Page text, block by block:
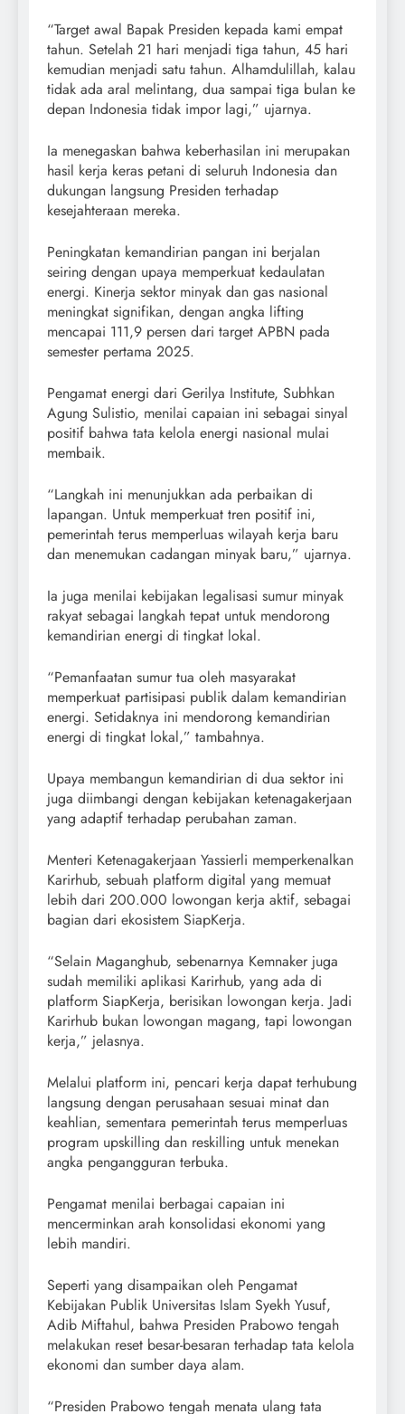
“Target awal Bapak Presiden kepada kami empat
tahun. Setelah 21 hari menjadi tiga tahun, 45 hari
kemudian menjadi satu tahun. Alhamdulillah, kalau
tidak ada aral melintang, dua sampai tiga bulan ke
depan Indonesia tidak impor lagi,” ujarnya.
Ia menegaskan bahwa keberhasilan ini merupakan
hasil kerja keras petani di seluruh Indonesia dan
dukungan langsung Presiden terhadap
kesejahteraan mereka.
Peningkatan kemandirian pangan ini berjalan
seiring dengan upaya memperkuat kedaulatan
energi. Kinerja sektor minyak dan gas nasional
meningkat signifikan, dengan angka lifting
mencapai 111,9 persen dari target APBN pada
semester pertama 2025.
Pengamat energi dari Gerilya Institute, Subhkan
Agung Sulistio, menilai capaian ini sebagai sinyal
positif bahwa tata kelola energi nasional mulai
membaik.
“Langkah ini menunjukkan ada perbaikan di
lapangan. Untuk memperkuat tren positif ini,
pemerintah terus memperluas wilayah kerja baru
dan menemukan cadangan minyak baru,” ujarnya.
Ia juga menilai kebijakan legalisasi sumur minyak
rakyat sebagai langkah tepat untuk mendorong
kemandirian energi di tingkat lokal.
“Pemanfaatan sumur tua oleh masyarakat
memperkuat partisipasi publik dalam kemandirian
energi. Setidaknya ini mendorong kemandirian
energi di tingkat lokal,” tambahnya.
Upaya membangun kemandirian di dua sektor ini
juga diimbangi dengan kebijakan ketenagakerjaan
yang adaptif terhadap perubahan zaman.
Menteri Ketenagakerjaan Yassierli memperkenalkan
Karirhub, sebuah platform digital yang memuat
lebih dari 200.000 lowongan kerja aktif, sebagai
bagian dari ekosistem SiapKerja.
“Selain Maganghub, sebenarnya Kemnaker juga
sudah memiliki aplikasi Karirhub, yang ada di
platform SiapKerja, berisikan lowongan kerja. Jadi
Karirhub bukan lowongan magang, tapi lowongan
kerja,” jelasnya.
Melalui platform ini, pencari kerja dapat terhubung
langsung dengan perusahaan sesuai minat dan
keahlian, sementara pemerintah terus memperluas
program upskilling dan reskilling untuk menekan
angka pengangguran terbuka.
Pengamat menilai berbagai capaian ini
mencerminkan arah konsolidasi ekonomi yang
lebih mandiri.
Seperti yang disampaikan oleh Pengamat
Kebijakan Publik Universitas Islam Syekh Yusuf,
Adib Miftahul, bahwa Presiden Prabowo tengah
melakukan reset besar-besaran terhadap tata kelola
ekonomi dan sumber daya alam.
“Presiden Prabowo tengah menata ulang tata